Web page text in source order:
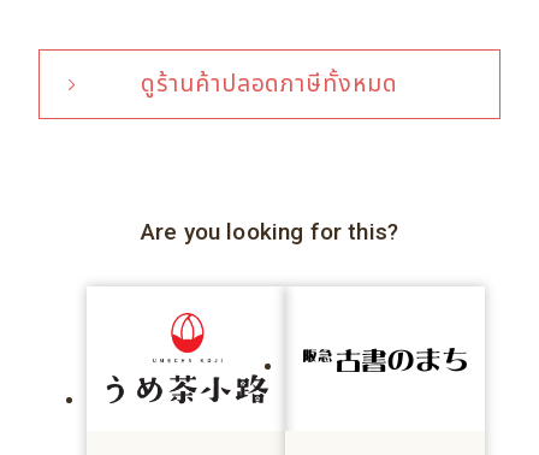
ดูร้านค้าปลอดภาษีทั้งหมด
Are you looking for this?